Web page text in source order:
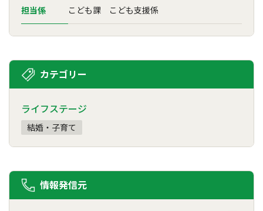
担当係 こども課 こども支援係
カテゴリー
ライフステージ
結婚・子育て
情報発信元